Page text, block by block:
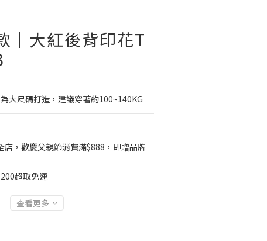
｜大紅後背印花T
大尺碼打造，建議穿著約100~140KG
店，歡慶父親節消費滿$888，即贈品牌
超取免運
查看更多